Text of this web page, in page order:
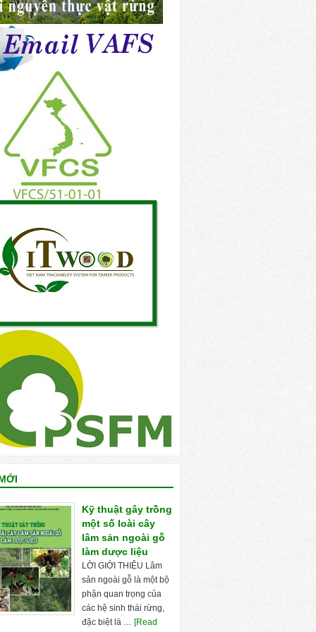
Kỹ thuật gây trồng
một số loài cây
lâm sản ngoài gỗ
làm dược liệu
LỜI GIỚI THIỆU Lâm
sản ngoài gỗ là một bộ
phận quan trọng của
các hệ sinh thái rừng,
đặc biệt là … [Read